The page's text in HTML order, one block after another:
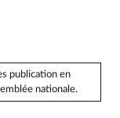
publication en
nationale.